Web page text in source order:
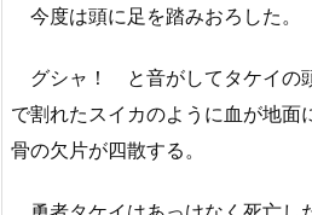
今度は頭に足を踏みおろした。
グシャ！ と音がしてタケイの
で割れたスイカのように血が地面
骨の欠片が四散する。